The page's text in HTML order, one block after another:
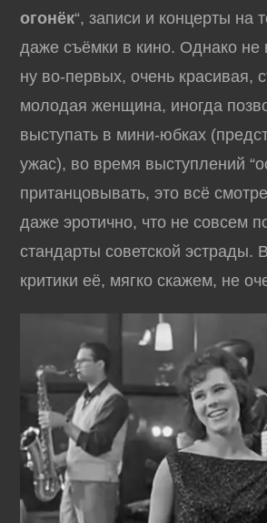
огонёк“, записи и концерты на
даже съёмки в кино. Однако не
ну во-первых, очень красивая,
молодая женщина, иногда
выступать в мини-юбках
ужас), во время выступлений
пританцовывать, это всё
даже эротично, что не совсем
стандарты советской эстрады.
критики её, мягко скажем, не